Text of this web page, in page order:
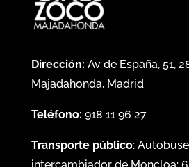
Dirección: Av de España, 51,
Majadahonda, Madrid
Teléfono: 918 11 96 27
Transporte público: